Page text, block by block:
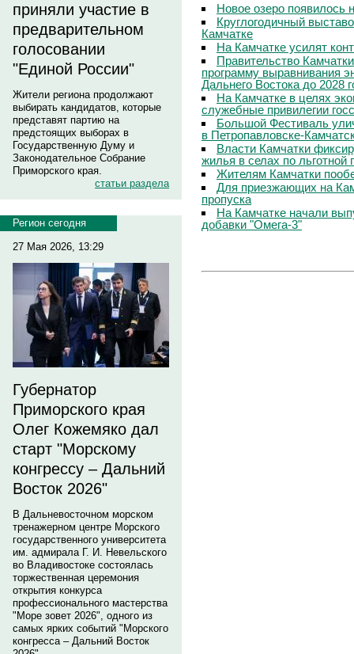
приняли участие в
предварительном
голосовании
"Единой России"
Жители региона продолжают
выбирать кандидатов, которые
представят партию на
предстоящих выборах в
Государственную Думу и
Законодательное Собрание
Приморского края.
статьи раздела
Регион сегодня
27 Мая 2026, 13:29
Губернатор
Приморского края
Олег Кожемяко дал
старт "Морскому
конгрессу – Дальний
Восток 2026"
В Дальневосточном морском
тренажерном центре Морского
государственного университета
им. адмирала Г. И. Невельского
во Владивостоке состоялась
торжественная церемония
открытия конкурса
профессионального мастерства
"Море зовет 2026", одного из
самых ярких событий "Морского
конгресса – Дальний Восток
Новое озеро появилось
Круглогодичный
Камчатке
На Камчатке усилят
Правительство
программу выравнивания
Дальнего Востока до 2028
На Камчатке в целях
служебные привилегии
Большой Фестиваль
в Петропавловске-
Власти Камчатки
жилья в селах по льготной
Жителям Камчатки
Для приезжающих на
пропуска
На Камчатке начали
добавки "Омега-3"